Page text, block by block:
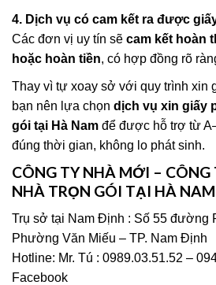
4. Dịch vụ có cam kết ra được
Các đơn vị uy tín sẽ cam kết hoàn
hoặc hoàn tiền, có hợp đồng rõ
Thay vì tự xoay sở với quy trình xin
bạn nên lựa chọn dịch vụ xin giấy
gói tại Hà Nam để được hỗ trợ từ
đúng thời gian, không lo phát sinh.
CÔNG TY NHÀ MỚI –
NHÀ TRỌN GÓI TẠI HÀ NAM
Trụ sở tại Nam Định : Số 55 đường
Phường Văn Miếu – TP. Nam Định
Hotline: Mr. Tú : 0989.03.51.52 –
Facebook